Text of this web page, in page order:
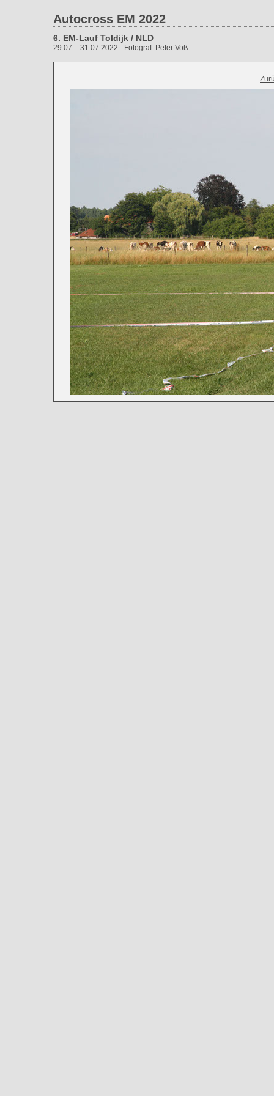
Autocross EM 2022
6. EM-Lauf Toldijk / NLD
29.07. - 31.07.2022 - Fotograf: Peter Voß